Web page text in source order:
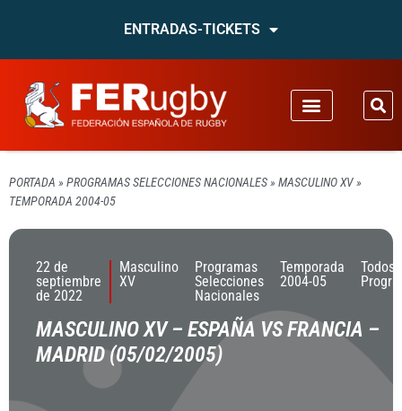
ENTRADAS-TICKETS
PORTADA » PROGRAMAS SELECCIONES NACIONALES» MASCULINO XV»
TEMPORADA 2004-05
22 de
septiembre
de 2022
Masculino
XV
Programas
Selecciones
Nacionales
Temporada
2004-05
Todos
MASCULINO XV – ESPAÑA VS FRANCIA –
MADRID (05/02/2005)